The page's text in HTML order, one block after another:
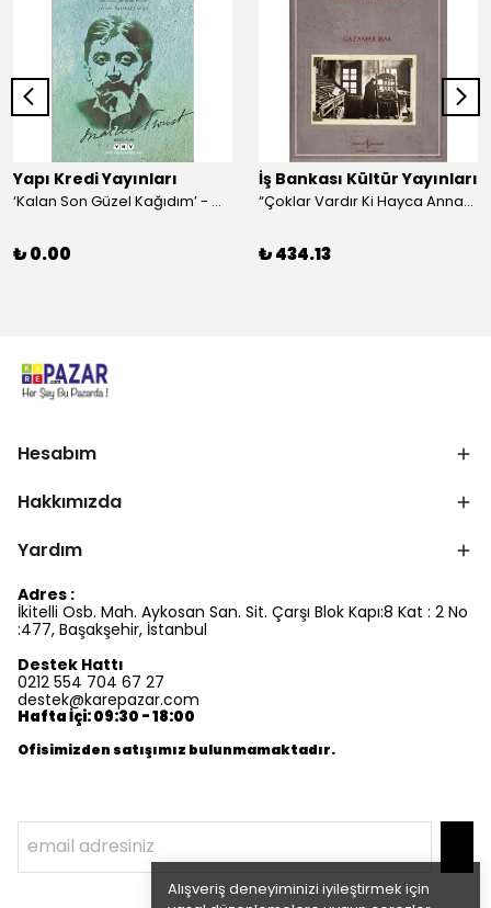
Alışveriş deneyiminizi iyileştirmek için
Yapı Kredi Yayınları
‘Kalan Son Güzel Kağıdım’ - Marcel Proust
₺ 0.00
İş Bankası Kültür Yayınları
“Çoklar Vardır Ki Hayca Annamazlar!” - Gazanfer İbar
₺ 434.13
Hesabım
Hakkımızda
Yardım
Adres :
İkitelli Osb. Mah. Aykosan San. Sit. Çarşı Blok Kapı:8 Kat : 2 No
:477, Başakşehir, İstanbul
Destek Hattı
0212 554 704 67 27
destek@karepazar.com
Hafta İçi: 09:30 - 18:00
Ofisimizden satışımız bulunmamaktadır.